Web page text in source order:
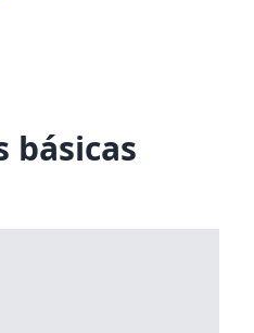
básicas